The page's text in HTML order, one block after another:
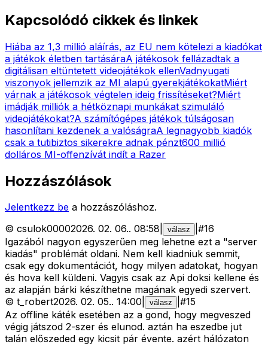
Kapcsolódó cikkek és linkek
Hiába az 1,3 millió aláírás, az EU nem kötelezi a kiadókat
a játékok életben tartásáraA játékosok fellázadtak a
digitálisan eltüntetett videojátékok ellenVadnyugati
viszonyok jellemzik az MI alapú gyerekjátékokatMiért
várnak a játékosok végtelen ideig frissítéseket?Miért
imádják milliók a hétköznapi munkákat szimuláló
videojátékokat?A számítógépes játékok túlságosan
hasonlítani kezdenek a valóságraA legnagyobb kiadók
csak a tutibiztos sikerekre adnak pénzt600 millió
dolláros MI-offenzívát indít a Razer
Hozzászólások
Jelentkezz be a hozzászóláshoz.
© csulok00002026. 02. 06.. 08:58 válasz #16
Igazából nagyon egyszerűen meg lehetne ezt a "server
kiadás" problémát oldani. Nem kell kiadniuk semmit,
csak egy dokumentációt, hogy milyen adatokat, hogyan
és hova kell küldeni. Vagyis csak az Api doksi kellene és
az alapján bárki készíthetne magának egyedi szervert.
© t_robert2026. 02. 05.. 14:00 válasz #15
Az offline káték esetében az a gond, hogy megveszed
végig játszod 2-szer és elunod. aztán ha eszedbe jut
talán előszeded egy kicsit pár évente. azért hálózaton